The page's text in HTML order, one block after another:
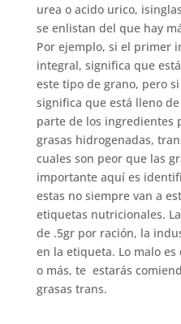
urea o acido urico,
se enlistan del que hay
Por ejemplo, si el primer
integral, significa que
este tipo de grano, pero
significa que está lleno
parte de los ingredientes
grasas hidrogenadas,
cuales son peor que las
importante aquí es
estas no siempre van a
etiquetas nutricionales.
de .5gr por ración, la
en la etiqueta. Lo malo
o más, te estarás
grasas trans.